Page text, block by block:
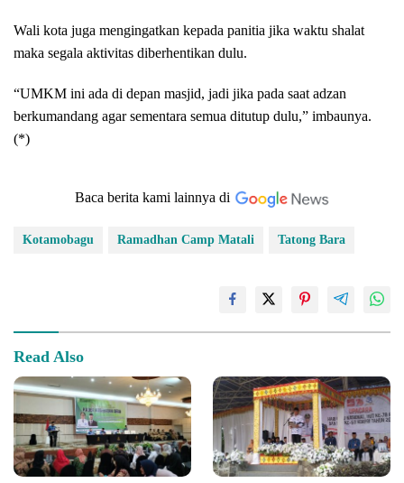
Wali kota juga mengingatkan kepada panitia jika waktu shalat
maka segala aktivitas diberhentikan dulu.
“UMKM ini ada di depan masjid, jadi jika pada saat adzan
berkumandang agar sementara semua ditutup dulu,” imbaunya.
(*)
Baca berita kami lainnya di
Kotamobagu Ramadhan Camp Matali Tatong Bara
Read Also